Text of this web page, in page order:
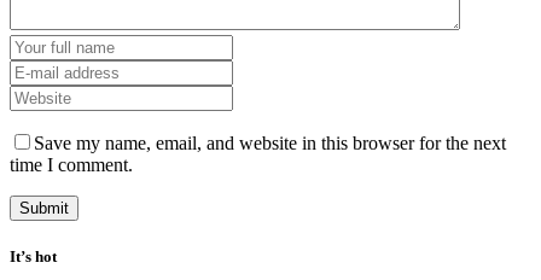
Save my name, email, and website in this browser for the next
time I comment.
It’s hot